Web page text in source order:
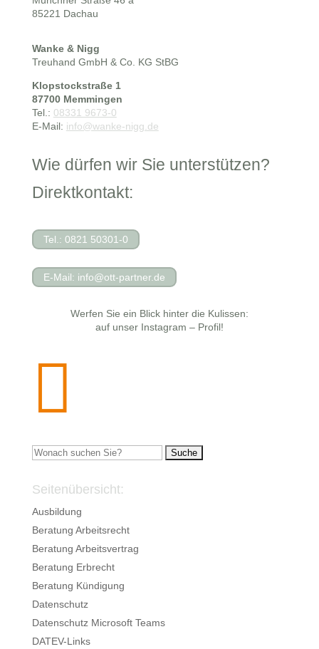
85221 Dachau
Wanke & Nigg
Treuhand GmbH & Co. KG StBG
Klopstockstraße 1
87700 Memmingen
Tel.: 08331 9673-0
E-Mail: info@wanke-nigg.de
Wie dürfen wir Sie unterstützen?
Direktkontakt:
Tel.: 0821 50301-0
E-Mail: info@ott-partner.de
Werfen Sie ein Blick hinter die Kulissen:
auf unser Instagram – Profil!

Suchen
Seitenübersicht:
Ausbildung
Beratung Arbeitsrecht
Beratung Arbeitsvertrag
Beratung Erbrecht
Beratung Kündigung
Datenschutz
Datenschutz Microsoft Teams
DATEV-Links